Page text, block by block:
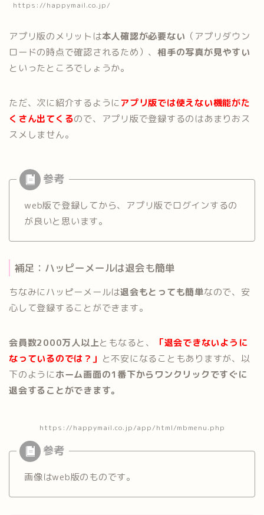
https://happymail.co.jp/
アプリ版のメリットは本人確認が必要ない （アプリダウン
ロードの時点で確認されるため）、相手の写真が見やすい
といったところでしょうか。
ただ、次に紹介するようにアプリ版では使えない機能がた
くさん出てくるので、アプリ版で登録するのはあまりおス
スメしません。
web版で登録してから、アプリ版でログインするの
が良いと思います。
補足：ハッピーメールは退会も簡単
ちなみにハッピーメールは退会もとっても簡単なので、安
心して登録することができます。
会員数2000万人以上ともなると、
「退会できないように
なっているのでは？」 と不安になることもありますが、以
下のようにホーム画面の1番下からワンクリックですぐに
退会することができます。
https://happymail.co.jp/app/html/mbmenu.php
画像はweb版のものです。